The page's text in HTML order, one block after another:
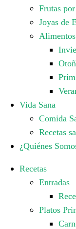
Frutas
Joyas de
Vida Sana
Comida
Recetas
¿Quiénes
Recetas
Entradas
Platos